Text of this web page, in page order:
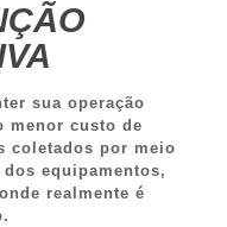
sua operação
menor custo de
coletados por meio
equipamentos,
realmente é